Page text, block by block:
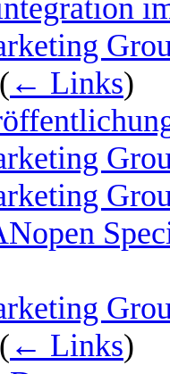
( ← Links)
( ← Links)